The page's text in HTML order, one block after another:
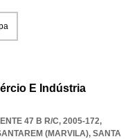
E Indústria
47 B R/C, 2005-172,
(MARVILA), SANTA